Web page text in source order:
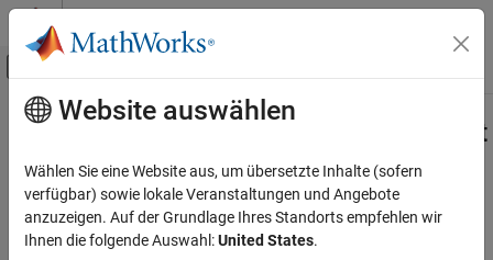
Weiter zum Inhalt
Umschaltung für Off-Canvas-
Startseite der Dokumentation
Modeling Guidelines
MAB Modeling Guidelines
Hauptinhalt
jc_0244: Length restriction for Inport
and Outport names
Guideline Publication
Website auswählen
Wählen Sie eine Website aus, um übersetzte Inhalte (sofern
verfügbar) sowie lokale Veranstaltungen und Angebote
anzuzeigen. Auf der Grundlage Ihres Standorts empfehlen wir
Ihnen die folgende Auswahl:United States.